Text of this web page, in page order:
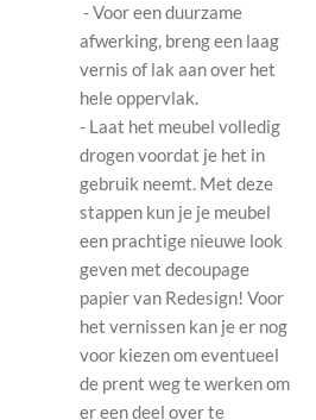
- Voor een duurzame
afwerking, breng een laag
vernis of lak aan over het
hele oppervlak.
- Laat het meubel volledig
drogen voordat je het in
gebruik neemt. Met deze
stappen kun je je meubel
een prachtige nieuwe look
geven met decoupage
papier van Redesign! Voor
het vernissen kan je er nog
voor kiezen om eventueel
de prent weg te werken om
er een deel over te